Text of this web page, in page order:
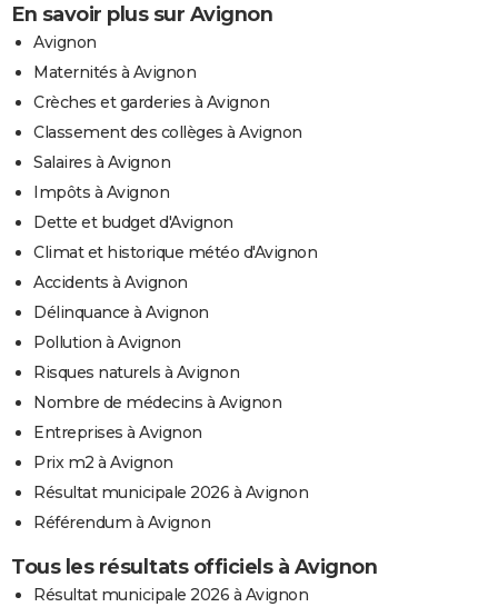
En savoir plus sur Avignon
Avignon
Maternités à Avignon
Crèches et garderies à Avignon
Classement des collèges à Avignon
Salaires à Avignon
Impôts à Avignon
Dette et budget d'Avignon
Climat et historique météo d'Avignon
Accidents à Avignon
Délinquance à Avignon
Pollution à Avignon
Risques naturels à Avignon
Nombre de médecins à Avignon
Entreprises à Avignon
Prix m2 à Avignon
Résultat municipale 2026 à Avignon
Référendum à Avignon
Tous les résultats officiels à Avignon
Résultat municipale 2026 à Avignon